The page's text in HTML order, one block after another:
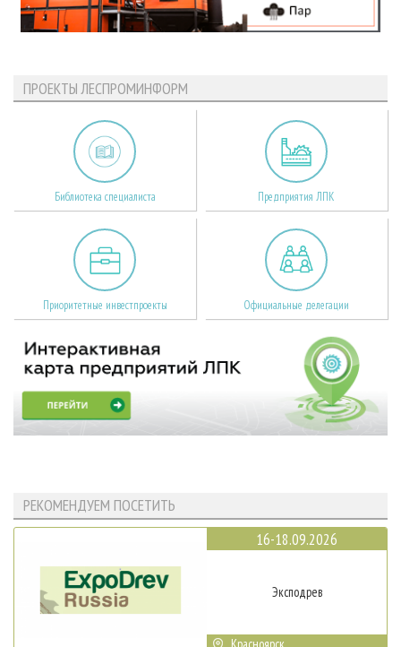
ПРОЕКТЫ ЛЕСПРОМИНФОРМ
Библиотека специалиста Предприятия ЛПК
Приоритетные инвестпроекты Официальные делегации
РЕКОМЕНДУЕМ ПОСЕТИТЬ
16-18.09.2026
Эксподрев